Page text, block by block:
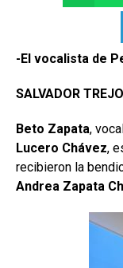
-El vocalista de
SALVADOR TREJO
Beto Zapata,
Lucero Chávez,
recibieron la
Andrea Zapata